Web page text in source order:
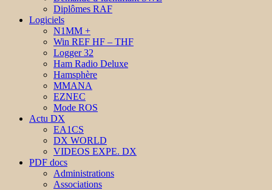
Diplômes RAF
Logiciels
N1MM +
Win REF HF – THF
Logger 32
Ham Radio Deluxe
Hamsphère
MMANA
EZNEC
Mode ROS
Actu DX
EA1CS
DX WORLD
VIDEOS EXPE. DX
PDF docs
Administrations
Associations